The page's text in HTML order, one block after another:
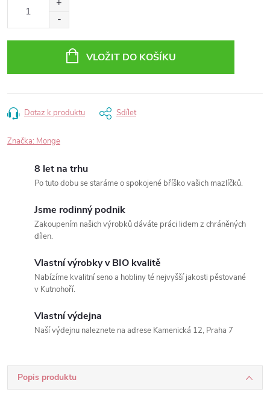
VLOŽIT DO KOŠÍKU
Dotaz k produktu Sdílet
Značka: Monge
8 let na trhu
Po tuto dobu se staráme o spokojené bříško vašich mazlíčků.
Jsme rodinný podnik
Zakoupením našich výrobků dáváte práci lidem z chráněných
dílen.
Vlastní výrobky v BIO kvalitě
Nabízíme kvalitní seno a hobliny té nejvyšší jakosti pěstované
v Kutnohoří.
Vlastní výdejna
Naší výdejnu naleznete na adrese Kamenická 12, Praha 7
Popis produktu